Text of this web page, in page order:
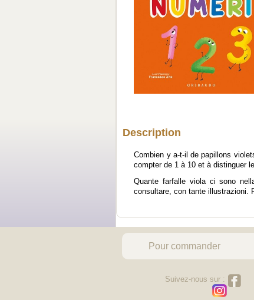
Description
Combien y a-t-il de papillons
compter de 1 à 10 et à distinguer
Quante farfalle viola ci sono
consultare, con tante illustrazioni.
Pour commander
Suivez-nous sur :